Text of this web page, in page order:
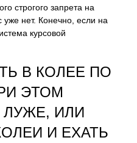
строгого запрета на
нет. Конечно, если на
курсовой
В КОЛЕЕ ПО
ЭТОМ
ЛУЖЕ, ИЛИ
И ЕХАТЬ